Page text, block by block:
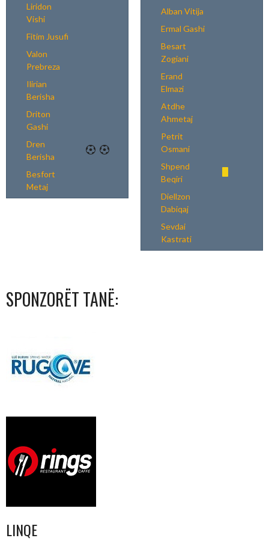
Liridon
Vishi
Fitim Jusufi
Valon
Prebreza
Ilirian
Berisha
Driton
Gashi
Dren
Berisha
Besfort
Metaj
Alban Vitija
Ermal Gashi
Besart
Zogiani
Erand
Elmazi
Atdhe
Ahmetaj
Petrit
Osmani
Shpend
Beqiri
Diellzon
Dabiqaj
Sevdai
Kastrati
SPONZORËT TANË:
LINQE